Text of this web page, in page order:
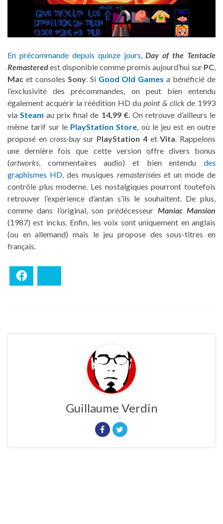
En précommande depuis quinze jours,Day of the Tentacle
Remasteredest disponible comme promis aujourd’hui sur PC,
Mac et consoles Sony. Si Good Old Games a bénéficié de
l’exclusivité des précommandes, on peut bien entendu
également acquérir la réédition HD dupoint & clickde 1993
viaSteam au prix final de 14,99 €. On retrouve d’ailleurs le
même tarif sur le PlayStation Store, où le jeu est en outre
proposé en cross-buysur PlayStation 4etVita. Rappelons
une dernière fois que cette version offre divers bonus
(artworks, commentaires audio) et bien entendu des
graphismes HD, des musiques remasteriséeset un mode de
contrôle plus moderne. Les nostalgiques pourront toutefois
retrouver l’expérience d’antan s’ils le souhaitent. De plus,
comme dans l’original, son prédécesseur Maniac Mansion
(1987) est inclus. Enfin, les voix sont uniquement en anglais
(ou en allemand) mais le jeu propose des sous-titres en
français.
Guillaume Verdin